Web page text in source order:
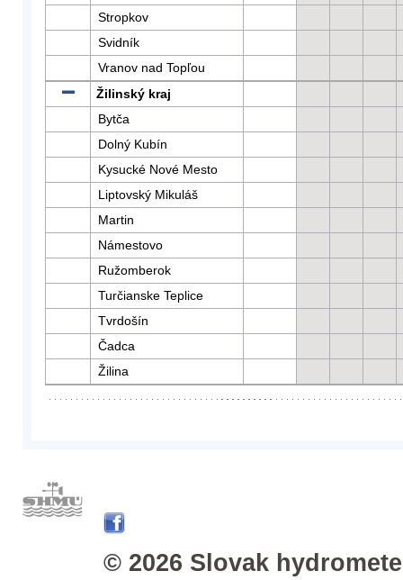
Stropkov
Svidník
Vranov nad Topľou
Žilinský kraj
Bytča
Dolný Kubín
Kysucké Nové Mesto
Liptovský Mikuláš
Martin
Námestovo
Ružomberok
Turčianske Teplice
Tvrdošín
Čadca
Žilina
© 2026 Slovak